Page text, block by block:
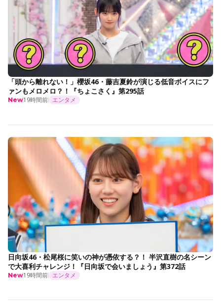
「頭から離れない！」櫻坂46・藤吉夏鈴が演じる低音ボイスにフ
ァンもメロメロ？！『ちょこさく』第295話
New19時間前 エンタメ
日向坂46・松尾桜に笑いの神が憑依する？！ 半沢直樹の名シーン
で大喜利チャレンジ！『日向坂で会いましょう』第372話
New19時間前 エンタメ